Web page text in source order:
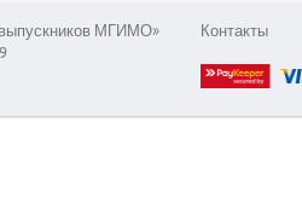
МГИМО»
Контакты